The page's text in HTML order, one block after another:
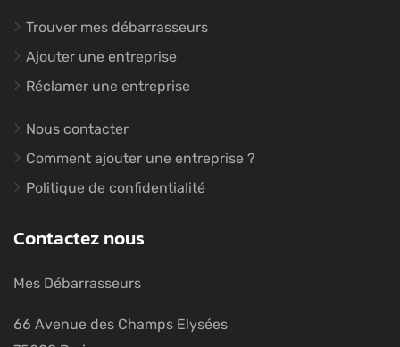
Trouver mes débarrasseurs
Ajouter une entreprise
Réclamer une entreprise
Nous contacter
Comment ajouter une entreprise ?
Politique de confidentialité
Contactez nous
Mes Débarrasseurs
66 Avenue des Champs Elysées